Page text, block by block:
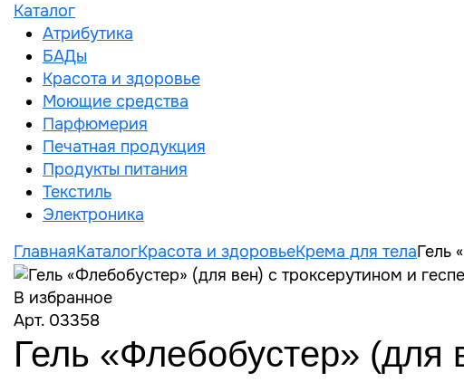
Каталог
Атрибутика
БАДы
Красота и здоровье
Моющие средства
Парфюмерия
Печатная продукция
Продукты питания
Текстиль
Электроника
ГлавнаяКаталогКрасота и здоровьеКрема для телаГель
В избранное
Арт. 03358
Гель «Флебобустер» (для